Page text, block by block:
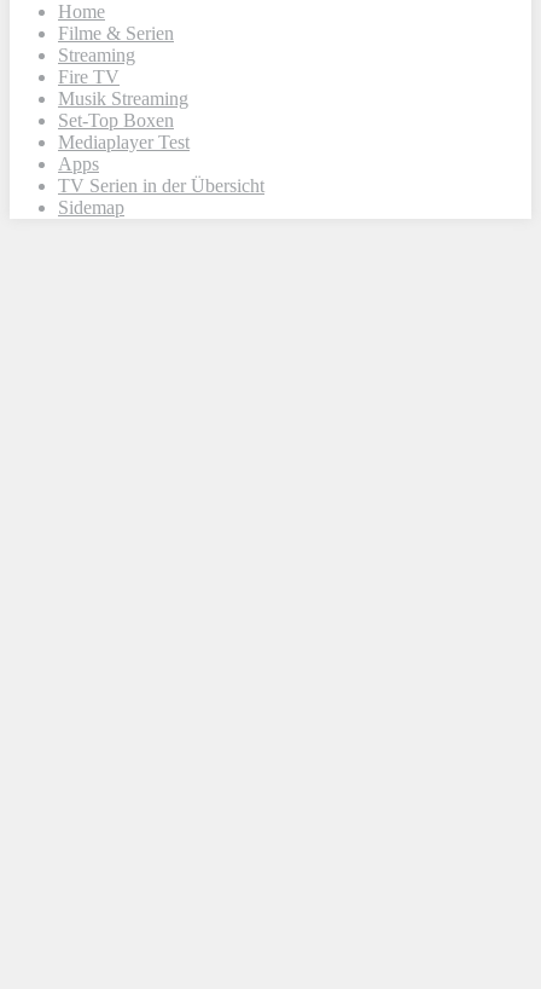
Home
Filme & Serien
Streaming
Fire TV
Musik Streaming
Set-Top Boxen
Mediaplayer Test
Apps
TV Serien in der Übersicht
Sidemap